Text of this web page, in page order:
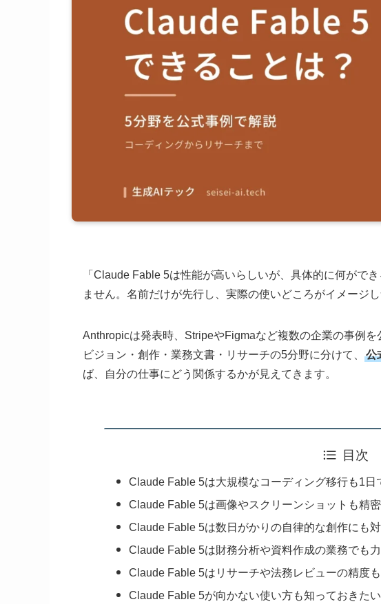
「Claude Fable 5は性能が高いらしいが、具体的に何がで
ません。名前だけが先行し、実際の使いどころがイメージし
Anthropicは発表時、StripeやFigmaなど複数の企業の事例
ビジョン・創作・業務文書・リサーチの5分野に分けて、
公
ば、自分の仕事にどう関係するかが見えてきます。
目次
Claude Fable 5は大規模なコーディング移行も1日
Claude Fable 5は画像やスクリーンショットも精
Claude Fable 5は数日がかりの自律的な創作にも
Claude Fable 5は財務分析や資料作成の業務でも
Claude Fable 5はリサーチや法務レビューの精度
Claude Fable 5が向かない使い方も知っておきたい